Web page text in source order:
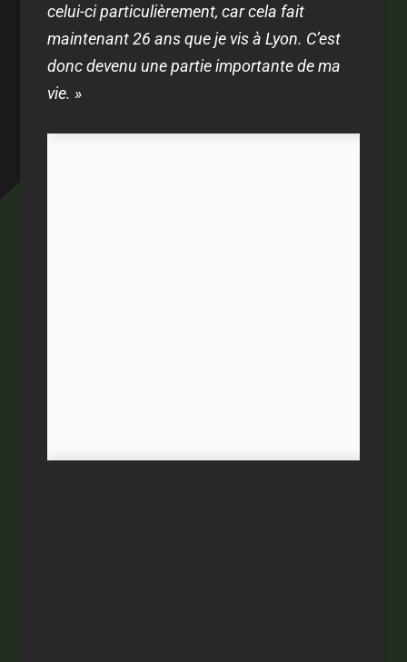
celui-ci particulièrement, car cela fait
maintenant 26 ans que je vis à Lyon. C’est
donc devenu une partie importante de ma
vie. »